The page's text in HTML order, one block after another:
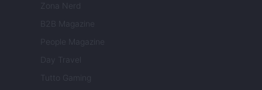
Zona Nerd
B2B Magazine
People Magazine
Day Travel
Tutto Gaming